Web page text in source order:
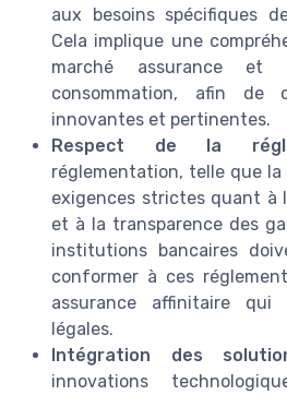
aux besoins spécifiques
Cela implique une
marché assurance et
consommation, afin de
innovantes et pertinentes.
Respect de la
réglementation, telle que la
exigences strictes quant à
et à la transparence des
institutions bancaires
conformer à ces
assurance affinitaire qui
légales.
Intégration des
innovations